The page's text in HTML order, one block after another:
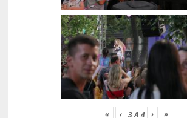
« ‹ 3A 4 › »